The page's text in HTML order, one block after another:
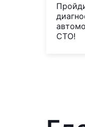
СТО!